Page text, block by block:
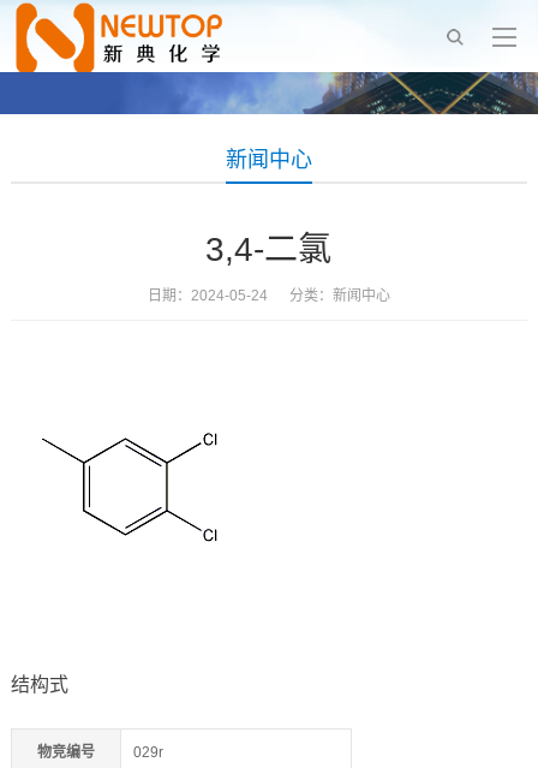
新闻中心
3,4-二氯
日期：2024-05-24 分类： 新闻中心
结构式
物竞编号 029r